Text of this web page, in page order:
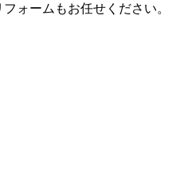
ォームもお任せください。